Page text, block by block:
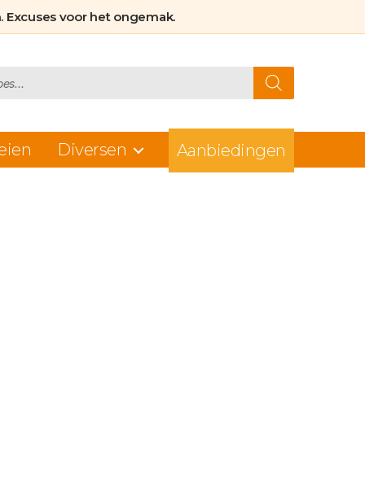
voor het ongemak.
Diversen Aanbiedingen